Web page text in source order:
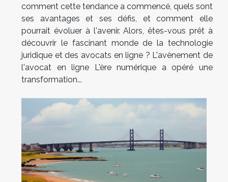
comment cette tendance a commencé, quels sont
ses avantages et ses défis, et comment elle
pourrait évoluer à l'avenir. Alors, êtes-vous prêt à
découvrir le fascinant monde de la technologie
juridique et des avocats en ligne ? L'avènement de
l'avocat en ligne L'ère numérique a opéré une
transformation...